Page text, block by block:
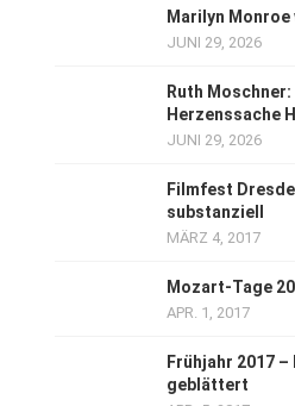
Marilyn Monroe
JUNI 29, 2026
Ruth Moschner:
Herzenssache
JUNI 29, 2026
Filmfest
substanziell
MÄRZ 4, 2017
Mozart-Tage
APR. 1, 2017
Frühjahr 2017 –
geblättert